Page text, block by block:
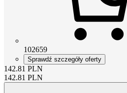
102659
Sprawdź szczegóły oferty
142.81 PLN
142.81 PLN